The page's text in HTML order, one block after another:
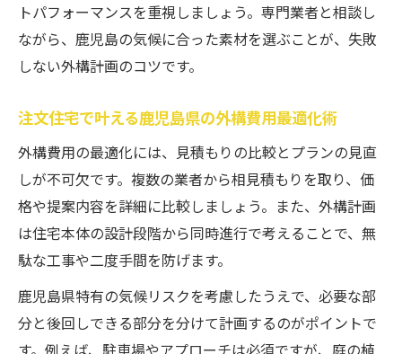
トパフォーマンスを重視しましょう。専門業者と相談し
ながら、鹿児島の気候に合った素材を選ぶことが、失敗
しない外構計画のコツです。
注文住宅で叶える鹿児島県の外構費用最適化術
外構費用の最適化には、見積もりの比較とプランの見直
しが不可欠です。複数の業者から相見積もりを取り、価
格や提案内容を詳細に比較しましょう。また、外構計画
は住宅本体の設計段階から同時進行で考えることで、無
駄な工事や二度手間を防げます。
鹿児島県特有の気候リスクを考慮したうえで、必要な部
分と後回しできる部分を分けて計画するのがポイントで